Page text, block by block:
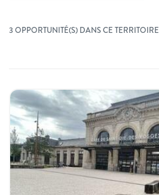
3 OPPORTUNITÉ(S) DANS CE TERRITOIRE